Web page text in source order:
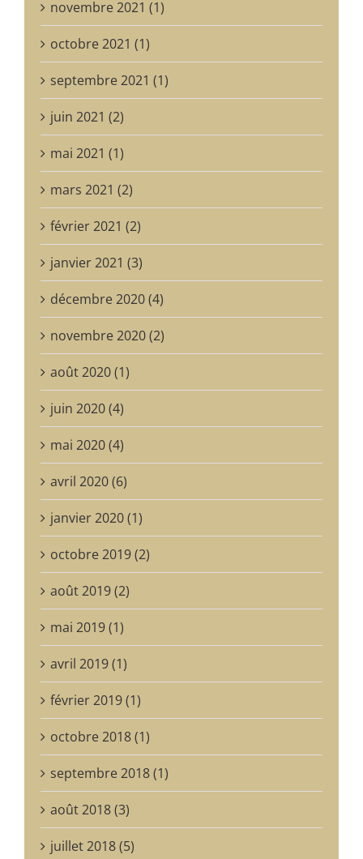
novembre 2021 (1)
octobre 2021 (1)
septembre 2021 (1)
juin 2021 (2)
mai 2021 (1)
mars 2021 (2)
février 2021 (2)
janvier 2021 (3)
décembre 2020 (4)
novembre 2020 (2)
août 2020 (1)
juin 2020 (4)
mai 2020 (4)
avril 2020 (6)
janvier 2020 (1)
octobre 2019 (2)
août 2019 (2)
mai 2019 (1)
avril 2019 (1)
février 2019 (1)
octobre 2018 (1)
septembre 2018 (1)
août 2018 (3)
juillet 2018 (5)